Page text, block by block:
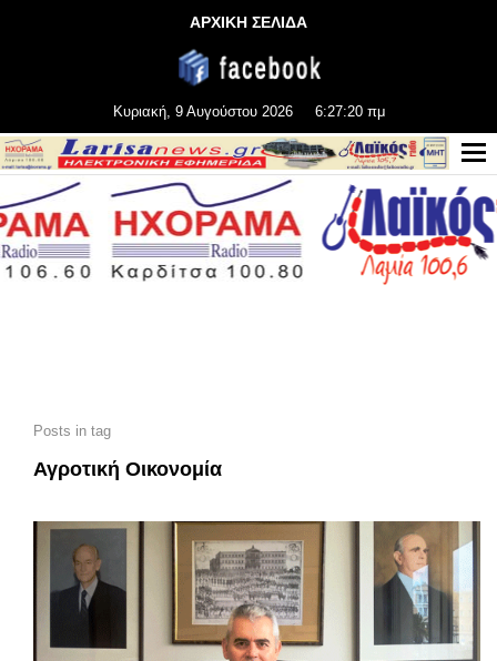
ΑΡΧΙΚΗ ΣΕΛΙΔΑ
Κυριακή, 9 Αυγούστου 2026 6:27:21 πμ
Posts in tag
Αγροτική Οικονομία